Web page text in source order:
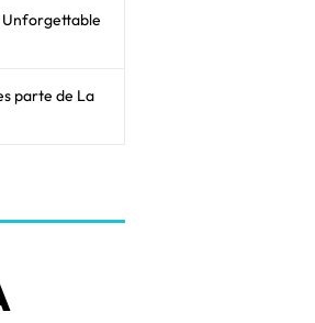
parte de La